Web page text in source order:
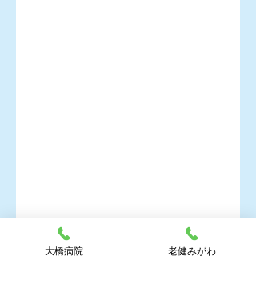
大橋病院 老健みがわ